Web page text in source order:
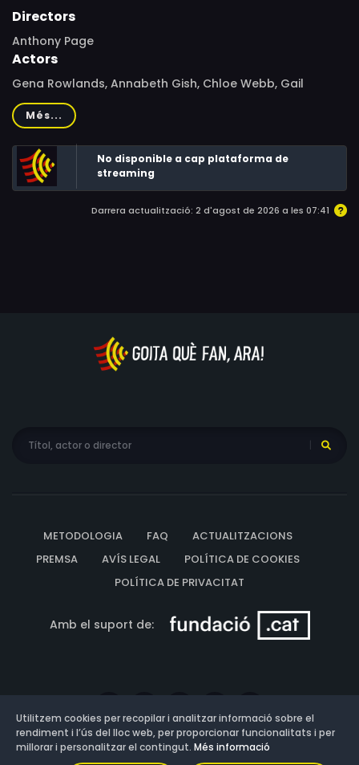
Directors
Anthony Page
Actors
Gena Rowlands, Annabeth Gish, Chloe Webb, Gail
Strickland, Judy Parfitt, Phyllis Logan, Cherie Lunghi, Clyde
Kusatsu, Kim Braden, Pamela Brull, Stan Egi, Sab Shimono,
Sylvia Short, Lauren Levy, Ginger Darnell, Lorna Newberry,
Simon Templeman, Mary Nell Santacroce, James Saito,
Taylor Simpson, Yuji Okumoto, Natsuko Ohama
Més...
No disponible a cap plataforma de
streaming
Darrera actualització: 2 d'agost de 2026 a les 07:41
METODOLOGIA FAQ
ACTUALITZACIONS
PREMSA
AVÍS LEGAL
POLÍTICA DE COOKIES
POLÍTICA DE PRIVACITAT
Amb el suport de:
Utilitzem cookies per recopilar i analitzar informació sobre el
rendiment i l’ús del lloc web, per proporcionar funcionalitats i per
millorar i personalitzar el contingut. Més informació